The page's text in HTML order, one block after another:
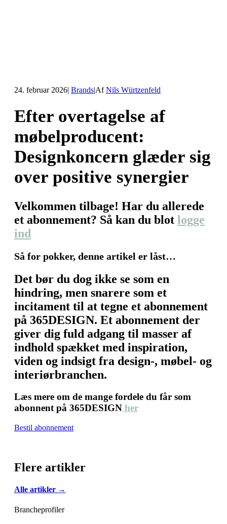
24. februar 2026| Brands|AfNils Würtzenfeld
Efter overtagelse af
møbelproducent:
Designkoncern glæder sig
over positive synergier
Velkommen tilbage! Har du allerede
et abonnement? Så kan du blot logge
ind
Så for pokker, denne artikel er låst…
Det bør du dog ikke se som en
hindring, men snarere som et
incitament til at tegne et abonnement
på 365DESIGN. Et abonnement der
giver dig fuld adgang til masser af
indhold spækket med inspiration,
viden og indsigt fra design-, møbel- og
interiørbranchen.
Læs mere om de mange fordele du får som
abonnent på 365DESIGN her
Bestil abonnement
Flere artikler
Alle artikler →
Brancheprofiler